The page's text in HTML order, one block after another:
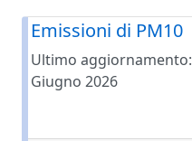
Emissioni di PM10
Ultimo aggiornamento:
Giugno 2026